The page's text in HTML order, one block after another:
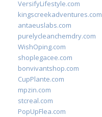
VersifyLifestyle.com
kingscreekadventures.com
antaeuslabs.com
purelycleanchemdry.com
WishOping.com
shoplegacee.com
bonvivantshop.com
CupPlante.com
mpzin.com
stcreal.com
PopUpFlea.com